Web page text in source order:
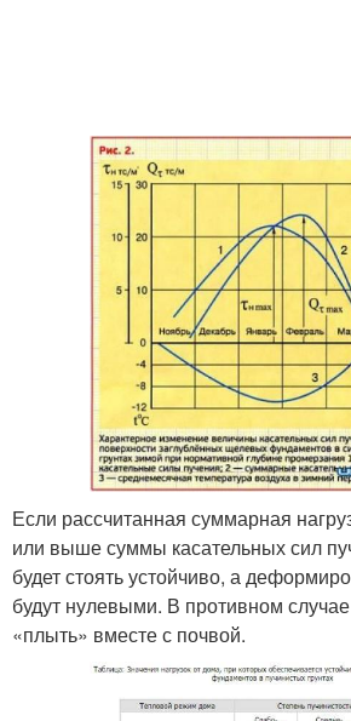
Если рассчитанная суммарная
или выше суммы касательных сил
будет стоять устойчиво, а
будут нулевыми. В противном
«плыть» вместе с почвой.